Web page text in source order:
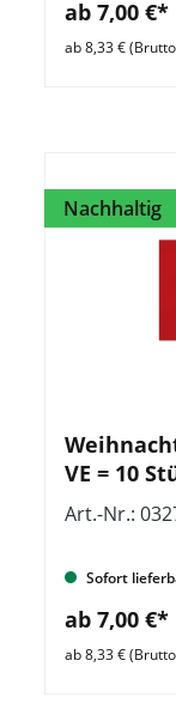
ab 7,00 €*
ab 8,33 €
Nachhaltig
VE = 10
Art.-Nr.:
Sofort
ab 7,00 €*
ab 8,33 €